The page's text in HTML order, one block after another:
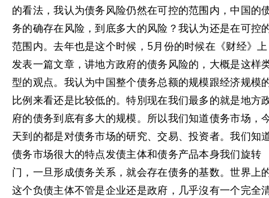
的看法，我认为债务风险仍然在可控的范围内，中国的
务的确存在风险，到底多大的风险？我认为还是在可控
范围内。去年也是这个时候，5月份的时候在《财经》上
发表一篇文章，讲地方政府的债务风险的，大概是这样
型的观点。我认为中国整个债务总额的规模跟经济规模
比例来看还是比较低的。特別现在我们最多的就是地方
府的债务到底有多大的规模。所以我们知道债务市场，
天到的都是对债务市场的研究、交易、投资者。我们知
债务市场很大的特点发债主体和债务产品本身我们旋转
门，一旦形成债务关系，就会存在债务的基数。世界上
这个负债主体不管是企业还是政府，几乎沒有一个完全